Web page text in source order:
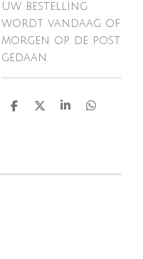
Uw bestelling
wordt vandaag of
morgen op de post
gedaan.
D
D
S
D